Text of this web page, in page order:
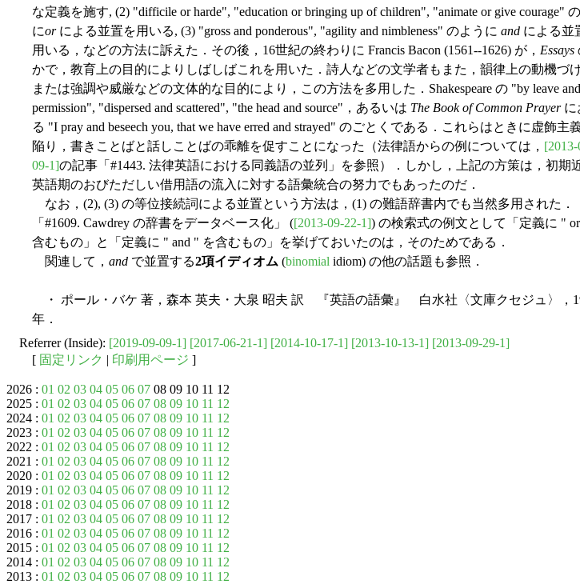
な定義を施す, (2) "difficile or harde", "education or bringing up of children", "animate or give courage"
にorによる並置を用いる, (3) "gross and ponderous", "agility and nimbleness" のように and による並
用いる，などの方法に訴えた．その後，16世紀の終わりに Francis Bacon (1561--1626) が， Essays
かで，教育上の目的によりしばしばこれを用いた．詩人などの文学者もまた，韻律上の動機づけ
または強調や威厳などの文体的な目的により，この方法を多用した．Shakespeare の "by leave
permission", "dispersed and scattered", "the head and source"，あるいは The Book of Common Prayerに
る "I pray and beseech you, that we have erred and strayed" のごとくである．これらはときに虚飾主
陥り，書きことばと話しことばの乖離を促すことになった（法律語からの例については， [2013-
09-1]の記事「#1443. 法律英語における同義語の並列」を参照）．しかし，上記の方策は，初期
英語期のおびただしい借用語の流入に対する語彙統合の努力でもあったのだ．
なお，(2), (3) の等位接続詞による並置という方法は，(1) の難語辞書内でも当然多用された．
「#1609. Cawdrey の辞書をデータベース化」 ([2013-09-22-1]) の検索式の例文として「定義に "
含むもの」と「定義に " and " を含むもの」を挙げておいたのは，そのためである．
関連して， and で並置する2項イディオム (binomial idiom) の他の話題も参照．
・ ポール・バケ 著，森本 英夫・大泉 昭夫 訳 『英語の語彙』 白水社〈文庫クセジュ〉，
年．
Referrer (Inside): [2019-09-09-1] [2017-06-21-1] [2014-10-17-1] [2013-10-13-1] [2013-09-29-1]
[ 固定リンク | 印刷用ページ ]
2026 : 01 02 03 04 05 06 07 08 09 10 11 12
2025 : 01 02 03 04 05 06 07 08 09 10 11 12
2024 : 01 02 03 04 05 06 07 08 09 10 11 12
2023 : 01 02 03 04 05 06 07 08 09 10 11 12
2022 : 01 02 03 04 05 06 07 08 09 10 11 12
2021 : 01 02 03 04 05 06 07 08 09 10 11 12
2020 : 01 02 03 04 05 06 07 08 09 10 11 12
2019 : 01 02 03 04 05 06 07 08 09 10 11 12
2018 : 01 02 03 04 05 06 07 08 09 10 11 12
2017 : 01 02 03 04 05 06 07 08 09 10 11 12
2016 : 01 02 03 04 05 06 07 08 09 10 11 12
2015 : 01 02 03 04 05 06 07 08 09 10 11 12
2014 : 01 02 03 04 05 06 07 08 09 10 11 12
2013 : 01 02 03 04 05 06 07 08 09 10 11 12